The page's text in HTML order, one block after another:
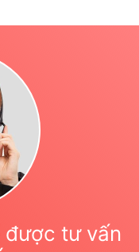
được tư vấn